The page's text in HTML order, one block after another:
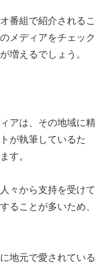
番組で紹介されるこ
メディアをチェック
増えるでしょう。
アは、その地域に精
が執筆しているた
す。
々から支持を受けて
ることが多いため、
地元で愛されている